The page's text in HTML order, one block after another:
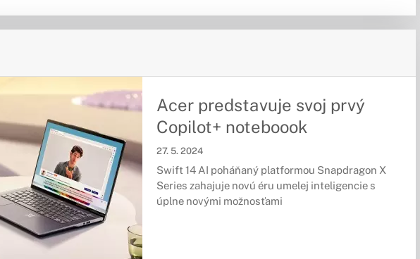
Acer predstavuje svoj prvý
Copilot+ noteboook
27. 5. 2024
Swift 14 AI poháňaný platformou Snapdragon X
Series zahajuje novú éru umelej inteligencie s
úplne novými možnosťami